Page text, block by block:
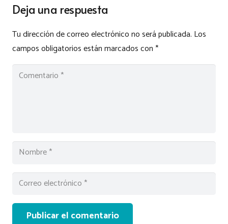
Deja una respuesta
Tu dirección de correo electrónico no será publicada. Los
campos obligatorios están marcados con*
Publicar el comentario